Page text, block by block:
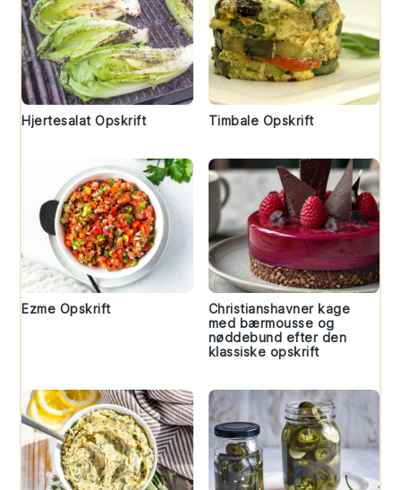
Hjertesalat Opskrift Timbale Opskrift
Ezme Opskrift
Christianshavner kage
med bærmousse og
nøddebund efter den
klassiske opskrift